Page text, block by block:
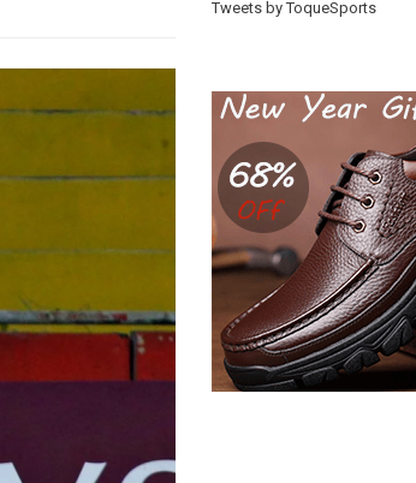
Tweets by ToqueSports